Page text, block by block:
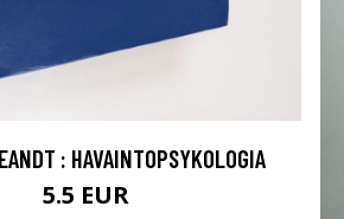
: HAVAINTOPSYKOLOGIA
5.5 EUR